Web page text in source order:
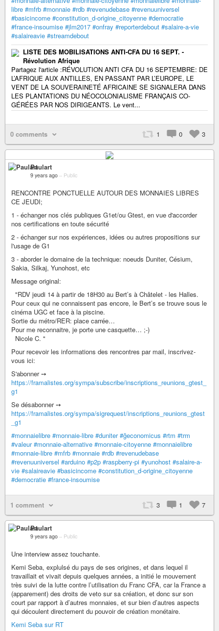
libre #mfrb #monnaie #rdb #revenudebase #revenuuniversel
#basicincome #constitution_d-origine_citoyenne #democratie
#france-insoumise #jlm2017 #onfray #reporterdebout #salaire-a-vie
#salaireavie #streamdebout
LISTE DES MOBILISATIONS ANTI-CFA DU 16 SEPT. -
Révolution Afrique
Partagez l'article :RÉVOLUTION ANTI CFA DU 16 SEPTEMBRE: DE
L’AFRIQUE AUX ANTILLES, EN PASSANT PAR L’EUROPE, LE
VENT DE LA SOUVERAINETÉ AFRICAINE SE SIGNALERA DANS
LES PLANTATIONS DU NÉOCOLONIALISME FRANÇAIS CO-
GÉRÉES PAR NOS DIRIGEANTS. Le vent...
0 comments 1 0 3
Paulart
9 years ago – Public
RENCONTRE PONCTUELLE AUTOUR DES MONNAIES LIBRES
CE JEUDI;
1 - échanger nos clés publiques G1et/ou Gtest, en vue d'accorder
nos certifications en toute sécurité
2 - échanger sur nos expériences, idées ou autres propositions sur
l'usage de G1
3 - aborder le domaine de la technique: noeuds Duniter, Césium,
Sakia, Silkaj, Yunohost, etc
Message original:
"RDV jeudi 14 à partir de 18H30 au Bert’s à Châtelet - les Halles.
Pour ceux qui ne connaissent pas encore, le Bert’s se trouve sous le
cinéma UGC et face à la piscine.
Sortie du métro/RER: place carrée…
Pour me reconnaitre, je porte une casquette… ;-)
Nicole C. "
Pour recevoir les informations des rencontres par mail, inscrivez-
vous ici:
S'abonner ➙
https://framalistes.org/sympa/subscribe/inscriptions_reunions_gtest_
g1
Se désabonner ➙
https://framalistes.org/sympa/sigrequest/inscriptions_reunions_gtest
_g1
#monnaielibre #monnaie-libre #duniter #ğeconomicus #rtm #trm
#valeur #monnaie-alternative #monnaie-citoyenne #monnaielibre
#monnaie-libre #mfrb #monnaie #rdb #revenudebase
#revenuuniversel #arduino #p2p #raspberry-pi #yunohost #salaire-a-
vie #salaireavie #basicincome #constitution_d-origine_citoyenne
#democratie #france-insoumise
1 comment 3 1 7
Paulart
9 years ago – Public
Une interview assez touchante.
Kemi Seba, explulsé du pays de ses origines, et dans lequel il
travaillait et vivait depuis quelques années, a initié le mouvement
très suivi de la lutte contre l’utilisation du Franc CFA, car la France a
(apparement) des droits de veto sur sa création, et donc sur son
court par rapport à d’autres monnaies, et sur bien d’autres aspects
qui découlent directement du pouvoir de création monétaire.
Kemi Seba sur RT